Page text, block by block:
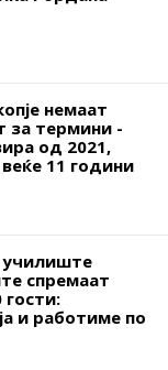
немаат
за термини -
од 2021,
11 години
училиште
спремаат
гости:
и работиме по